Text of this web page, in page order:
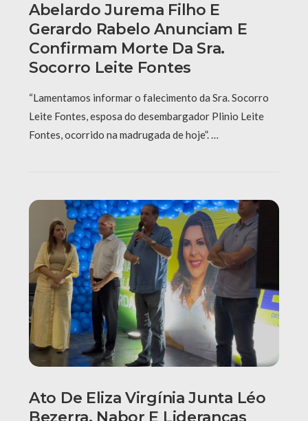
Abelardo Jurema Filho E
Gerardo Rabelo Anunciam E
Confirmam Morte Da Sra.
Socorro Leite Fontes
“Lamentamos informar o falecimento da Sra. Socorro
Leite Fontes, esposa do desembargador Plinio Leite
Fontes, ocorrido na madrugada de hoje”. …
Ato De Eliza Virgínia Junta Léo
Bezerra, Nabor E Lideranças